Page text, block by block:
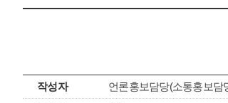
작성자 언론홍보담당(소통홍보담